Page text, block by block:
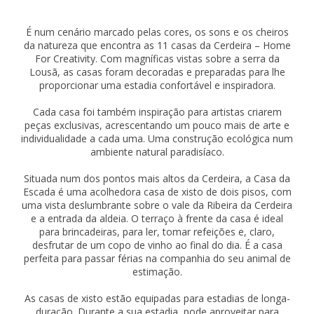
É num cenário marcado pelas cores, os sons e os cheiros
da natureza que encontra as 11 casas da Cerdeira – Home
For Creativity. Com magníficas vistas sobre a serra da
Lousã, as casas foram decoradas e preparadas para lhe
proporcionar uma estadia confortável e inspiradora.
Cada casa foi também inspiração para artistas criarem
peças exclusivas, acrescentando um pouco mais de arte e
individualidade a cada uma. Uma construção ecológica num
ambiente natural paradisíaco.
Situada num dos pontos mais altos da Cerdeira, a Casa da
Escada é uma acolhedora casa de xisto de dois pisos, com
uma vista deslumbrante sobre o vale da Ribeira da Cerdeira
e a entrada da aldeia. O terraço à frente da casa é ideal
para brincadeiras, para ler, tomar refeições e, claro,
desfrutar de um copo de vinho ao final do dia. É a casa
perfeita para passar férias na companhia do seu animal de
estimação.
As casas de xisto estão equipadas para estadias de longa-